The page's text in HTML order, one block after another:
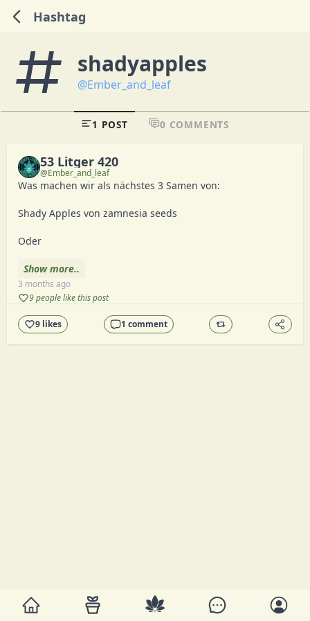
Hashtag
shadyapples
@Ember_and_leaf
1 POST 0 COMMENTS
53 Litger 420
@Ember_and_leaf
Was machen wir als nächstes 3 Samen von:
Shady Apples von zamnesia seeds
Oder
3 Samen von:
Apple fritter Auto von growers choice seeds
Sie sollen hauptsächlich auf der Fensterbank stehen ein
zusatzlicht und ventis sollen r...
Show more..
3 months ago
9 people like this post
9 likes 1 comment